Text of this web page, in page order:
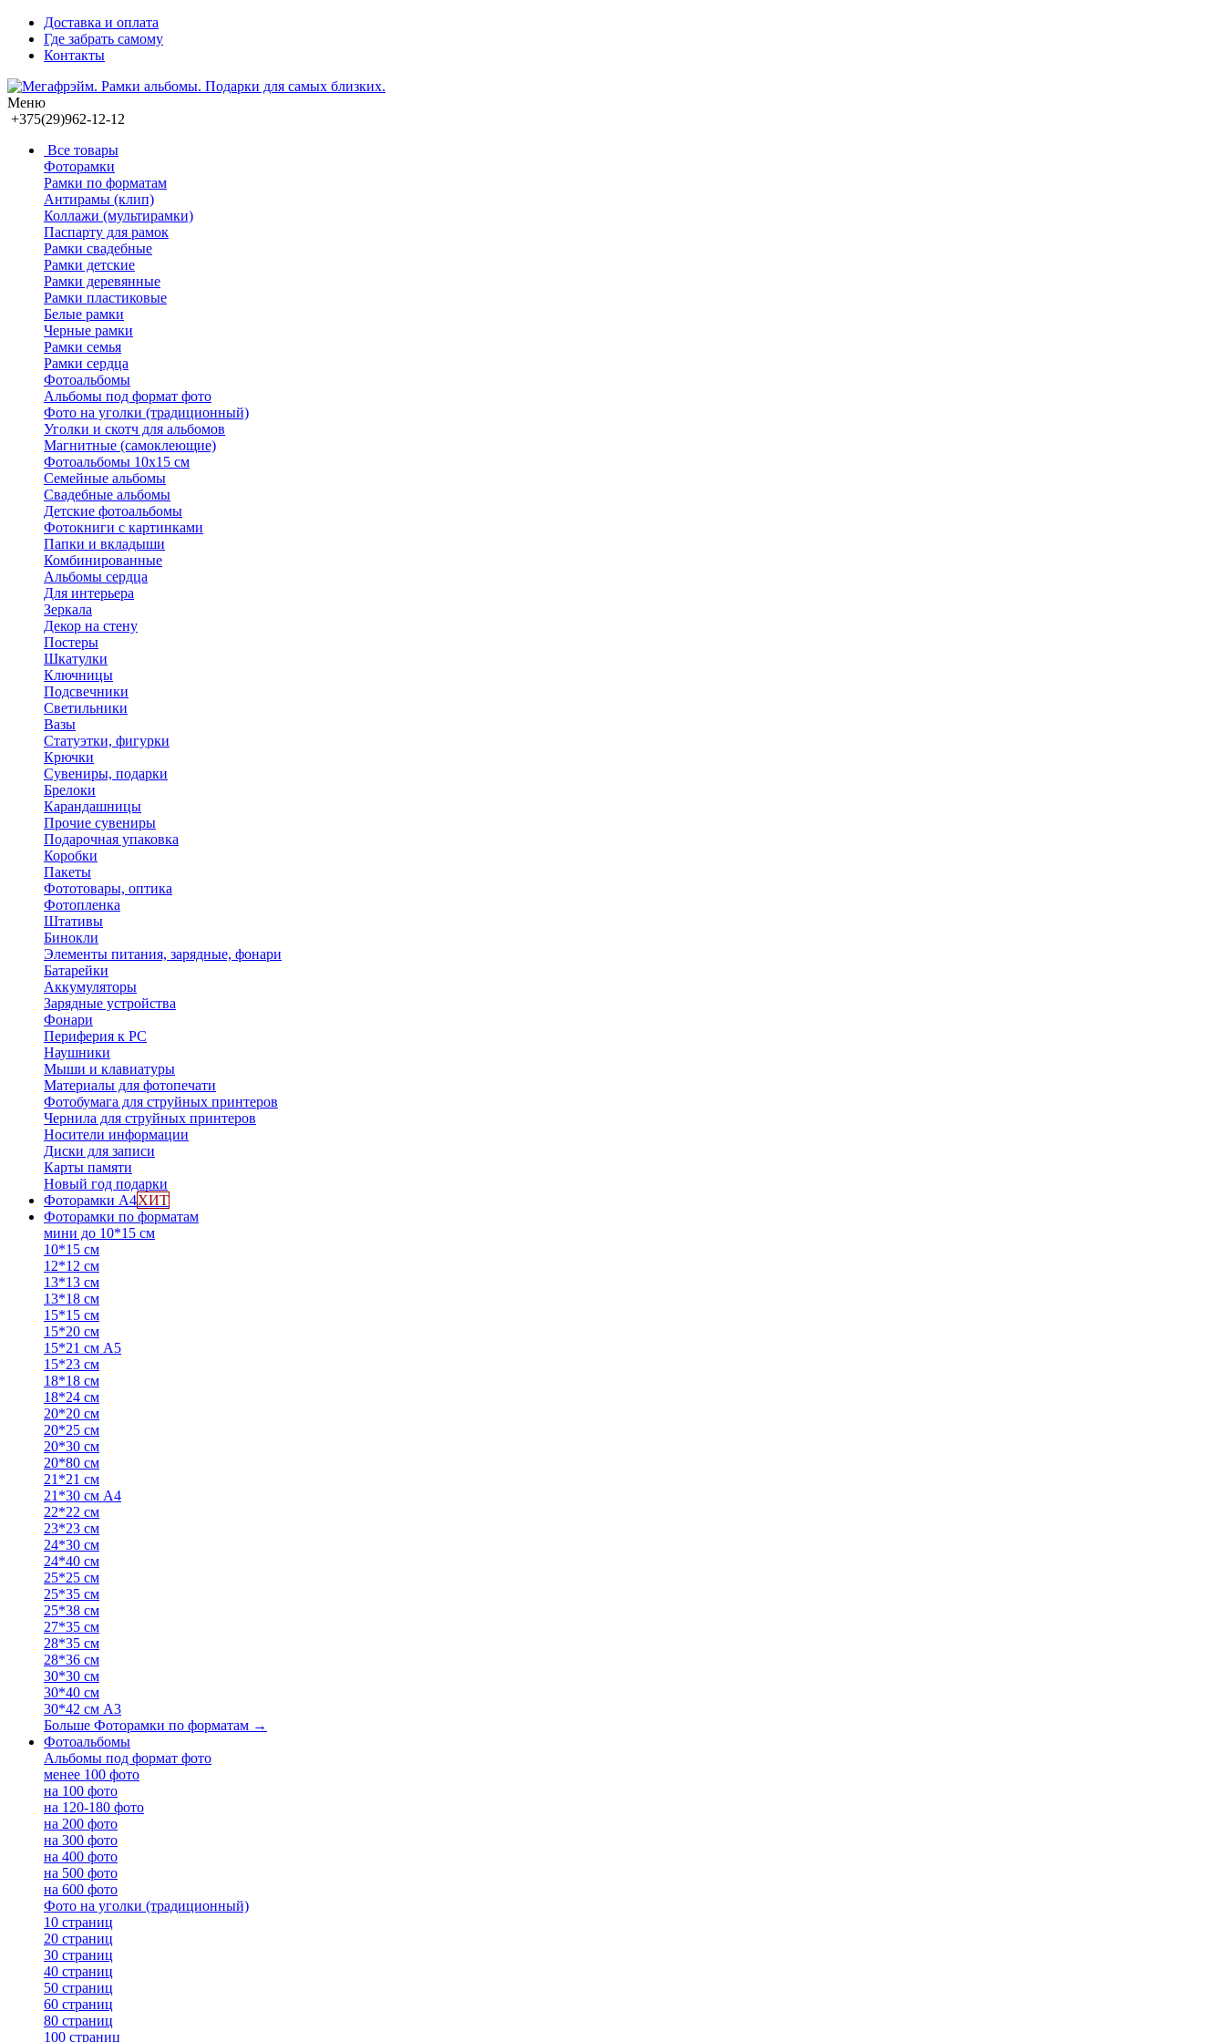
Доставка и оплата
Где забрать самому
Контакты
Меню
+375(29)962-12-12
Все товары
Фоторамки
Рамки по форматам
Антирамы (клип)
Коллажи (мультирамки)
Паспарту для рамок
Рамки свадебные
Рамки детские
Рамки деревянные
Рамки пластиковые
Белые рамки
Черные рамки
Рамки семья
Рамки сердца
Фотоальбомы
Альбомы под формат фото
Фото на уголки (традиционный)
Уголки и скотч для альбомов
Магнитные (самоклеющие)
Фотоальбомы 10х15 см
Семейные альбомы
Свадебные альбомы
Детские фотоальбомы
Фотокниги с картинками
Папки и вкладыши
Комбинированные
Альбомы сердца
Для интерьера
Зеркала
Декор на стену
Постеры
Шкатулки
Ключницы
Подсвечники
Светильники
Вазы
Статуэтки, фигурки
Крючки
Сувениры, подарки
Брелоки
Карандашницы
Прочие сувениры
Подарочная упаковка
Коробки
Пакеты
Фототовары, оптика
Фотопленка
Штативы
Бинокли
Элементы питания, зарядные, фонари
Батарейки
Аккумуляторы
Зарядные устройства
Фонари
Периферия к PC
Наушники
Мыши и клавиатуры
Материалы для фотопечати
Фотобумага для струйных принтеров
Чернила для струйных принтеров
Носители информации
Диски для записи
Карты памяти
Новый год подарки
Фоторамки А4ХИТ
Фоторамки по форматам
мини до 10*15 см
10*15 см
12*12 см
13*13 см
13*18 см
15*15 см
15*20 см
15*21 см А5
15*23 см
18*18 см
18*24 см
20*20 см
20*25 см
20*30 см
20*80 см
21*21 см
21*30 см А4
22*22 см
23*23 см
24*30 см
24*40 см
25*25 см
25*35 см
25*38 см
27*35 см
28*35 см
28*36 см
30*30 см
30*40 см
30*42 см А3
Больше Фоторамки по форматам →
Фотоальбомы
Альбомы под формат фото
менее 100 фото
на 100 фото
на 120-180 фото
на 200 фото
на 300 фото
на 400 фото
на 500 фото
на 600 фото
Фото на уголки (традиционный)
10 страниц
20 страниц
30 страниц
40 страниц
50 страниц
60 страниц
80 страниц
100 страниц